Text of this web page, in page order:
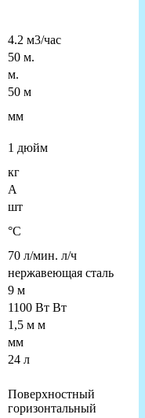
4.2 м3/час
50 м.
м.
50 м
мм
1 дюйм
кг
А
шт
°С
70 л/мин. л/ч
нержавеющая сталь
9 м
1100 Вт Вт
1,5 м м
мм
24 л
Поверхностный
горизонтальный